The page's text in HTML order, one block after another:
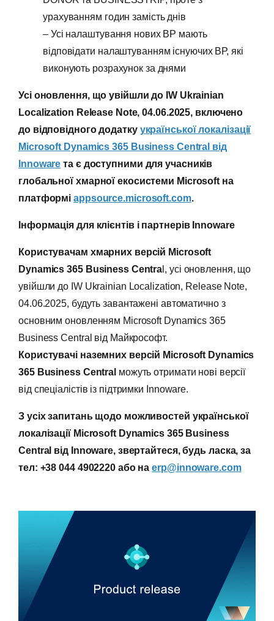
урахуванням годин замість днів
– Усі налаштування нових ВР мають
відповідати налаштуванням існуючих ВР, які
виконують розрахунок за днями
Усі оновлення, що увійшли до IW Ukrainian
Localization Release Note, 04.06.2025, включено
до відповідного додатку української локалізації
Microsoft Dynamics 365 Business Central від
Innoware та є доступними для учасників
глобальної хмарної екосистеми Microsoft на
платформіappsource.microsoft.com.
Інформація для клієнтів і партнерів Innoware
Користувачам хмарних версій Microsoft
Dynamics 365 Business Centra l, усі оновлення, що
увійшли до IW Ukrainian Localization, Release Note,
04.06.2025, будуть завантажені автоматично з
основним оновленням Microsoft Dynamics 365
Business Central від Майкрософт.
Користувачі наземних версій Microsoft Dynamics
365 Business Central можуть отримати нові версії
від спеціалістів із підтримки Innoware.
З усіх запитань щодо можливостей української
локалізації Microsoft Dynamics 365 Business
Central від Innoware, звертайтеся, будь ласка, за
тел: +38 044 4902220 або наerp@innoware.com